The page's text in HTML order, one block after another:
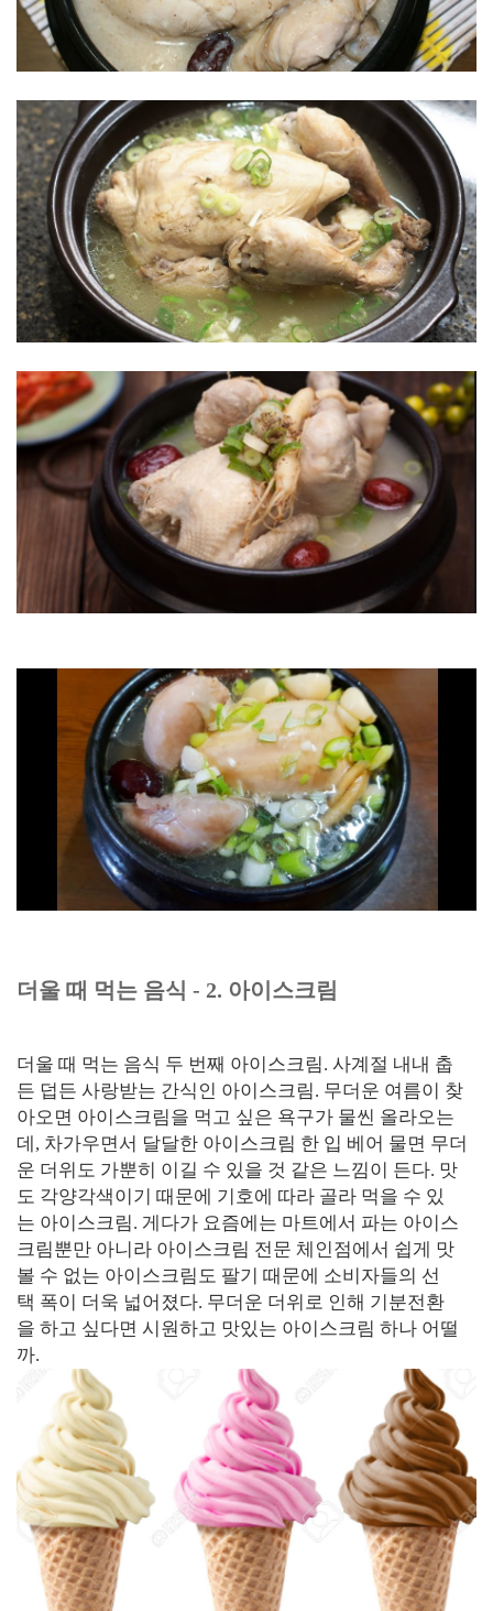
더울 때 먹는 음식 - 2. 아이스크림
더울 때 먹는 음식 두 번째 아이스크림. 사계절 내내 춥
든 덥든 사랑받는 간식인 아이스크림. 무더운 여름이 찾
아오면 아이스크림을 먹고 싶은 욕구가 물씬 올라오는
데, 차가우면서 달달한 아이스크림 한 입 베어 물면 무더
운 더위도 가뿐히 이길 수 있을 것 같은 느낌이 든다. 맛
도 각양각색이기 때문에 기호에 따라 골라 먹을 수 있
는 아이스크림. 게다가 요즘에는 마트에서 파는 아이스
크림뿐만 아니라 아이스크림 전문 체인점에서 쉽게 맛
볼 수 없는 아이스크림도 팔기 때문에 소비자들의 선
택 폭이 더욱 넓어졌다. 무더운 더위로 인해 기분전환
을 하고 싶다면 시원하고 맛있는 아이스크림 하나 어떨
까.